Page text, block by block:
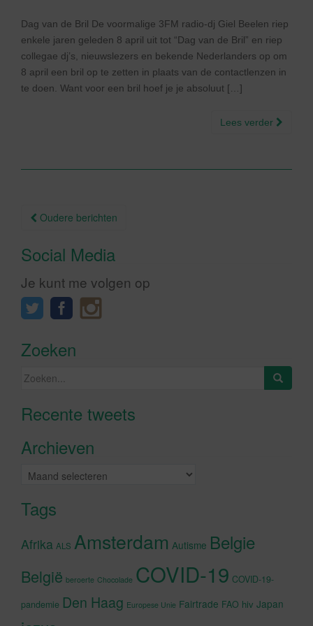
Dag van de Bril De voormalige 3FM radio-dj Giel Beelen riep
enkele jaren geleden 8 april uit tot “Dag van de Bril” en riep
collegae dj’s, nieuwslezers en bekende Nederlanders op om
8 april een bril op te zetten in plaats van de contactlenzen in
te doen. Want voor een bril hoef je je absoluut […]
Lees verder
Berichtnavigatie
Oudere berichten
Social Media
Je kunt me volgen op
Zoeken
Zoeken
Recente tweetsKlik om marketing cookies te
Archieven
Archieven
Tags
Afrika ALS Amsterdam Autisme Belgie
België beroerte Chocolade COVID-19 COVID-19-
pandemie Den Haag Europese Unie Fairtrade FAO hiv Japan